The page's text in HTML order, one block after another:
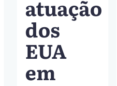
atuação
dos
EUA
em